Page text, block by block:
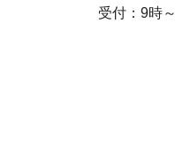
受付：9時